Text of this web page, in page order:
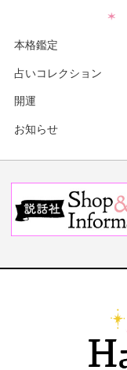
本格鑑定
占いコレクション
開運
お知らせ